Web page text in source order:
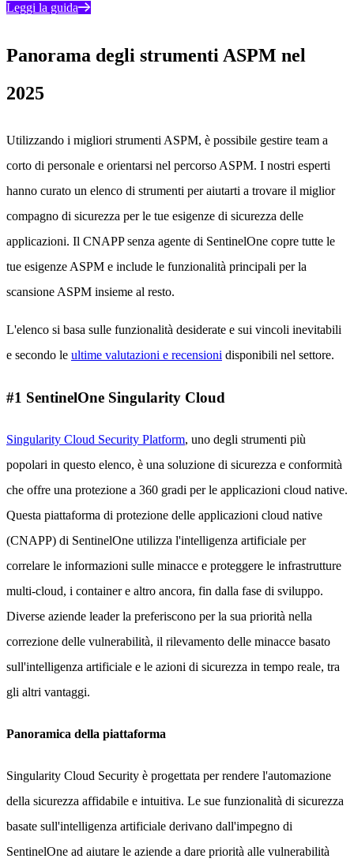
Leggi la guida
Panorama degli strumenti ASPM nel
2025
Utilizzando i migliori strumenti ASPM, è possibile gestire team a
corto di personale e orientarsi nel percorso ASPM. I nostri esperti
hanno curato un elenco di strumenti per aiutarti a trovare il miglior
compagno di sicurezza per le tue esigenze di sicurezza delle
applicazioni. Il CNAPP senza agente di SentinelOne copre tutte le
tue esigenze ASPM e include le funzionalità principali per la
scansione ASPM insieme al resto.
L'elenco si basa sulle funzionalità desiderate e sui vincoli inevitabili
e secondo le ultime valutazioni e recensioni disponibili nel settore.
#1 SentinelOne Singularity Cloud
Singularity Cloud Security Platform, uno degli strumenti più
popolari in questo elenco, è una soluzione di sicurezza e conformità
che offre una protezione a 360 gradi per le applicazioni cloud native.
Questa piattaforma di protezione delle applicazioni cloud native
(CNAPP) di SentinelOne utilizza l'intelligenza artificiale per
correlare le informazioni sulle minacce e proteggere le infrastrutture
multi-cloud, i container e altro ancora, fin dalla fase di sviluppo.
Diverse aziende leader la preferiscono per la sua priorità nella
correzione delle vulnerabilità, il rilevamento delle minacce basato
sull'intelligenza artificiale e le azioni di sicurezza in tempo reale, tra
gli altri vantaggi.
Panoramica della piattaforma
Singularity Cloud Security è progettata per rendere l'automazione
della sicurezza affidabile e intuitiva. Le sue funzionalità di sicurezza
basate sull'intelligenza artificiale derivano dall'impegno di
SentinelOne ad aiutare le aziende a dare priorità alle vulnerabilità